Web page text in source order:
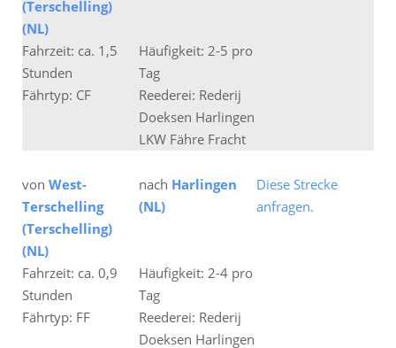
(Terschelling)
(NL)
Fahrzeit: ca. 1,5
Stunden
Häufigkeit: 2-5 pro
Tag
Fährtyp: CF
Reederei: Rederij
Doeksen Harlingen
LKW Fähre Fracht
von West-
Terschelling
(Terschelling)
(NL)
nach Harlingen
(NL)
Diese Strecke
anfragen.
Fahrzeit: ca. 0,9
Stunden
Häufigkeit: 2-4 pro
Tag
Fährtyp: FF
Reederei: Rederij
Doeksen Harlingen